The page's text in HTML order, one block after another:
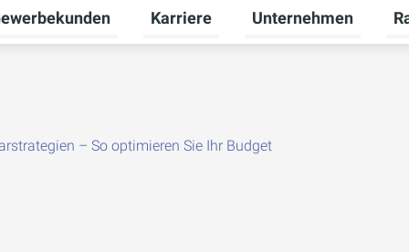
für Privatkunden umschalten
Untermenü für Gewerbekunden
Karriere
Untermenü für
Unternehmen
– So optimieren Sie Ihr Budget